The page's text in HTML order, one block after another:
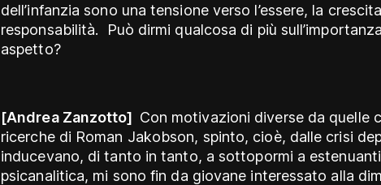
dell’infanzia sono una tensione verso l’essere, la
responsabilità. Può dirmi qualcosa di più
aspetto?
[Andrea Zanzotto] Con motivazioni diverse da quelle
ricerche di Roman Jakobson, spinto, cioè, dalle crisi
inducevano, di tanto in tanto, a sottopormi a
psicanalitica, mi sono fin da giovane interessato alla